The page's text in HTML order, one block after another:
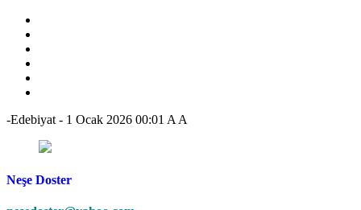
-Edebiyat - 1 Ocak 2026 00:01 A A
Neşe Doster